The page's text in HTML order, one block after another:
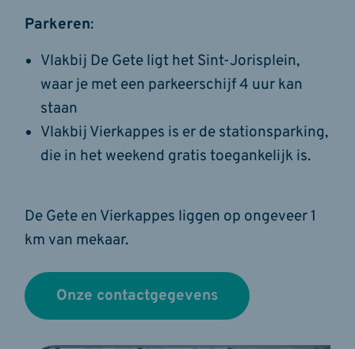
Parkeren:
Vlakbij De Gete ligt het Sint-Jorisplein,
waar je met een parkeerschijf 4 uur kan
staan
Vlakbij Vierkappes is er de stationsparking,
die in het weekend gratis toegankelijk is.
De Gete en Vierkappes liggen op ongeveer 1
km van mekaar.
Onze contactgegevens